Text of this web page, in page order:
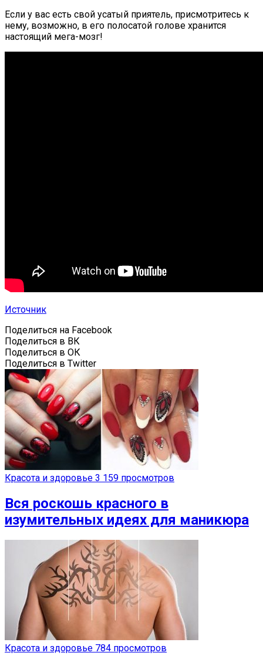
Если у вас есть свой усатый приятель, присмотритесь к
нему, возможно, в его полосатой голове хранится
настоящий мега-мозг!
Источник
Поделиться на Facebook
Поделиться в ВК
Поделиться в ОК
Поделиться в Twitter
Красота и здоровье 3 159 просмотров
Вся роскошь красного в
изумительных идеях для маникюра
Красота и здоровье 784 просмотров